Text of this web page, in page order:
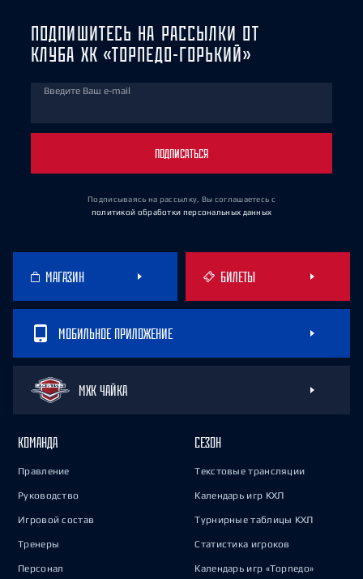
ПОДПИШИТЕСЬ НА РАССЫЛКИ ОТ
КЛУБА ХК «ТОРПЕДО-ГОРЬКИЙ»
Введите Ваш e-mail
ПОДПИСАТЬСЯ
Подписываясь на рассылку, Вы соглашаетесь с
политикой обработки персональных данных
МАГАЗИН БИЛЕТЫ
МОБИЛЬНОЕ ПРИЛОЖЕНИЕ
МХК ЧАЙКА
КОМАНДА
Правление
Руководство
Игровой состав
Тренеры
Персонал
СЕЗОН
Текстовые трансляции
Календарь игр КХЛ
Турнирные таблицы КХЛ
Статистика игроков
Календарь игр «Торпедо»